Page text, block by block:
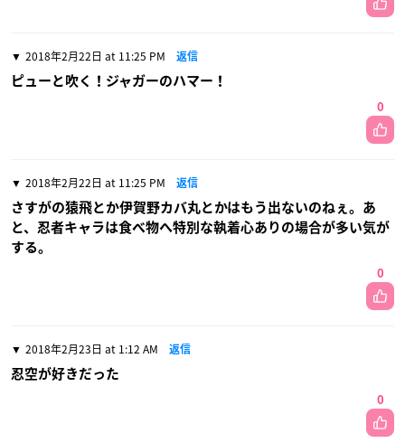
2018年2月22日 at 11:25 PM 返信
ピューと吹く！ジャガーのハマー！
0
2018年2月22日 at 11:25 PM 返信
さすがの猿飛とか伊賀野カバ丸とかはもう出ないのねぇ。あ
と、忍者キャラは食べ物へ特別な執着心ありの場合が多い気が
する。
0
2018年2月23日 at 1:12 AM 返信
忍空が好きだった
0